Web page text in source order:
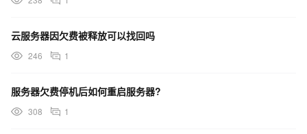
云服务器因欠费被释放可以找回吗
246 1
服务器欠费停机后如何重启服务器?
308 1